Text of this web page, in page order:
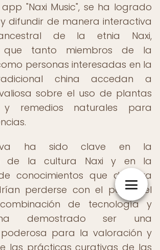
"Naxi Music", se ha logrado
difundir de manera interactiva
de la etnia Naxi,
que tanto miembros de la
personas interesadas en la
china accedan a
sobre el uso de plantas
y remedios naturales para
ha sido clave en la
de la cultura Naxi y en la
conocimientos que de otra
perderse con el paso del
de tecnología y
demostrado ser una
para la valoración y
las prácticas curativas de las